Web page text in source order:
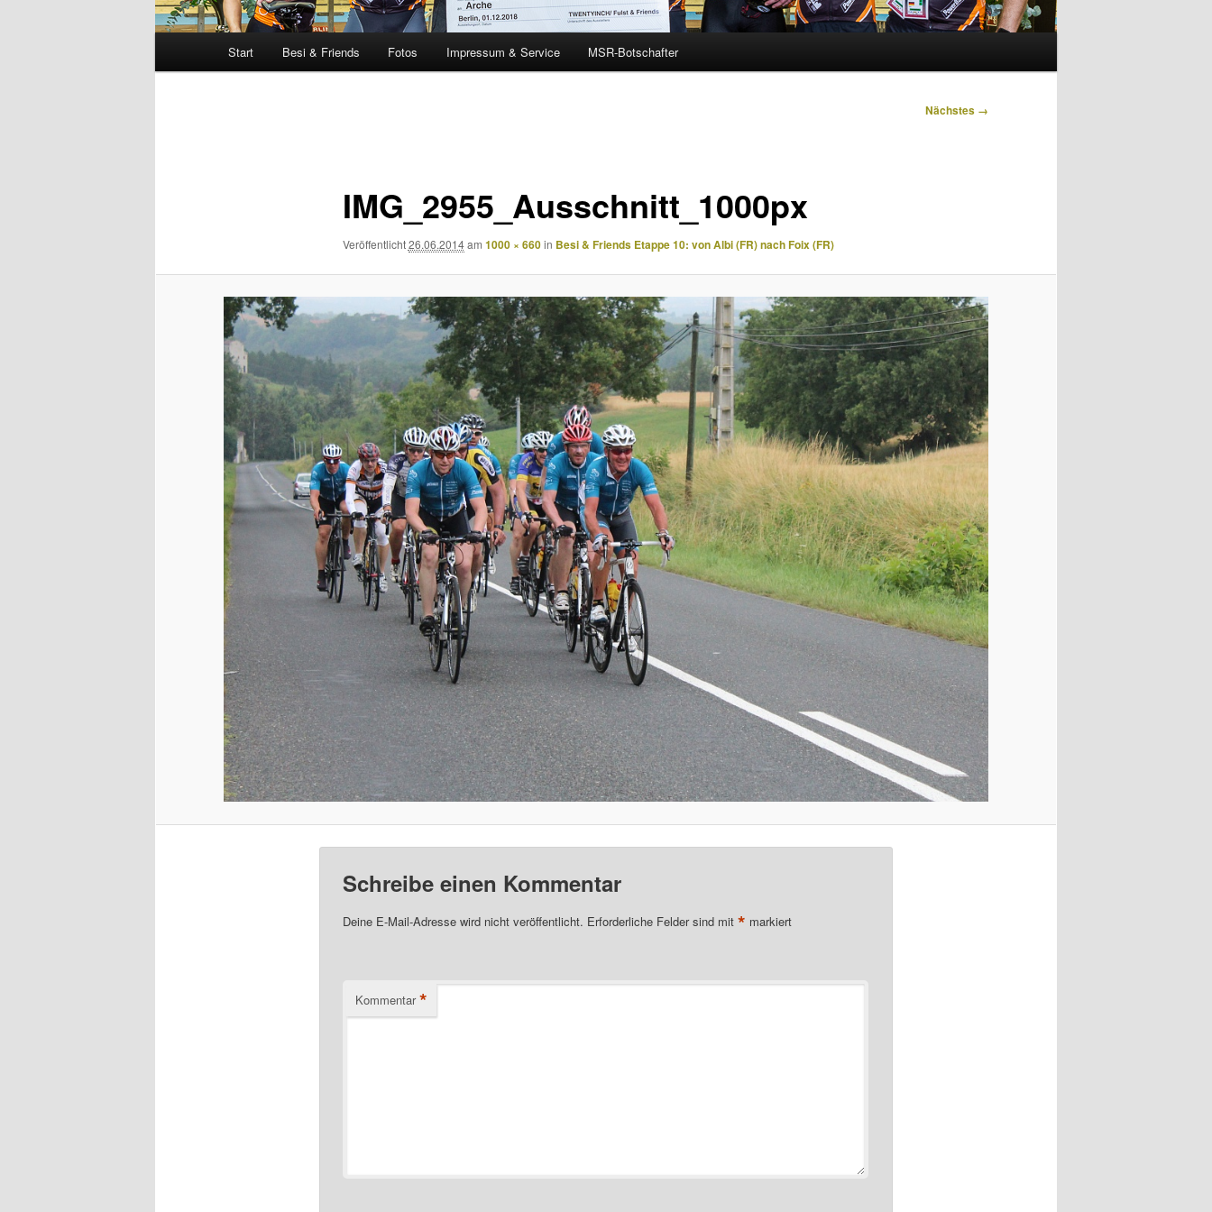
Start Besi & Friends Fotos Impressum & Service MSR-Botschafter
Nächstes →
IMG_2955_Ausschnitt_1000px
Veröffentlicht26.06.2014am 1000 × 660in Besi & Friends Etappe 10: von Albi (FR) nach Foix (FR)
Schreibe einen Kommentar
Deine E-Mail-Adresse wird nicht veröffentlicht. Erforderliche Felder sind mit * markiert
Kommentar *